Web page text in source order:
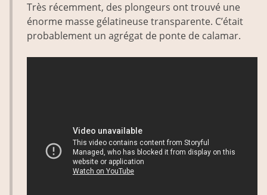
Très récemment, des plongeurs ont trouvé une
énorme masse gélatineuse transparente. C’était
probablement un agrégat de ponte de calamar.